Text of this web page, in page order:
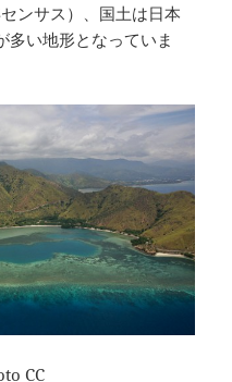
ンサス）、国土は日本
多い地形となっていま
CC